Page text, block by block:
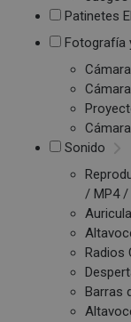
Patinetes
Fotografía
Sonido
/ MP4 /
Radios
Barras